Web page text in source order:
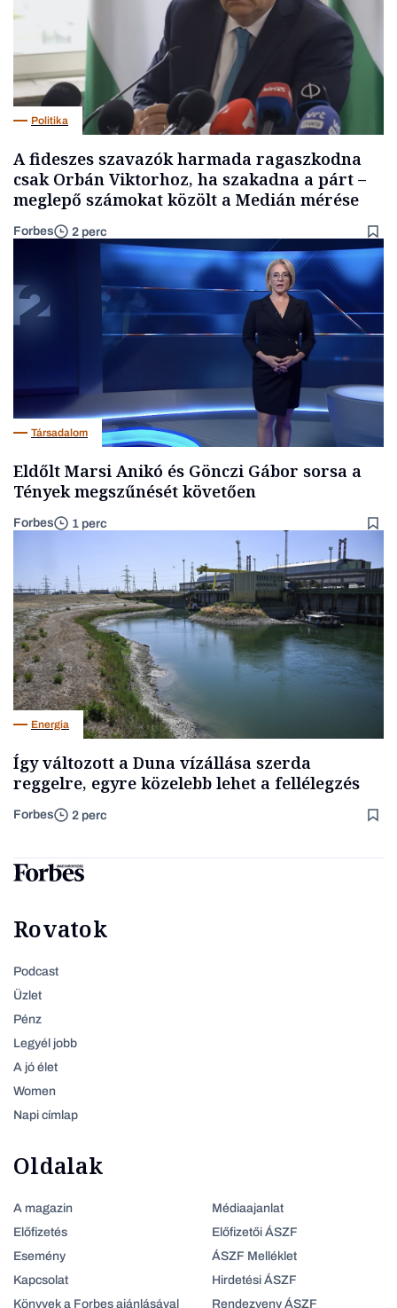
Politika
A fideszes szavazók harmada ragaszkodna
csak Orbán Viktorhoz, ha szakadna a párt –
meglepő számokat közölt a Medián mérése
Forbes 2 perc
Társadalom
Eldőlt Marsi Anikó és Gönczi Gábor sorsa a
Tények megszűnését követően
Forbes 1 perc
Energia
Így változott a Duna vízállása szerda
reggelre, egyre közelebb lehet a fellélegzés
Forbes 2 perc
Rovatok
Podcast
Üzlet
Pénz
Legyél jobb
A jó élet
Women
Napi címlap
Oldalak
A magazin
Előfizetés
Esemény
Kapcsolat
Könyvek a Forbes ajánlásával
Médiaajanlat
Előfizetői ÁSZF
ÁSZF Melléklet
Hirdetési ÁSZF
Rendezveny ÁSZF